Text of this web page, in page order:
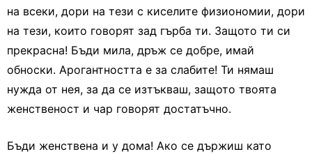
на всеки, дори на тези с киселите физиономии, дори
на тези, които говорят зад гърба ти. Защото ти си
прекрасна! Бъди мила, дръж се добре, имай
обноски. Арогантността е за слабите! Ти нямаш
нужда от нея, за да се изтъкваш, защото твоята
женственост и чар говорят достатъчно.
Бъди женствена и у дома! Ако се държиш като